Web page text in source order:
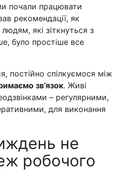
почали працювати
рекомендації, як
які зіткнуться з
було простіше все
постійно спілкуємося між
зв’язок. Живі
– регулярними,
для виконання
не
робочого